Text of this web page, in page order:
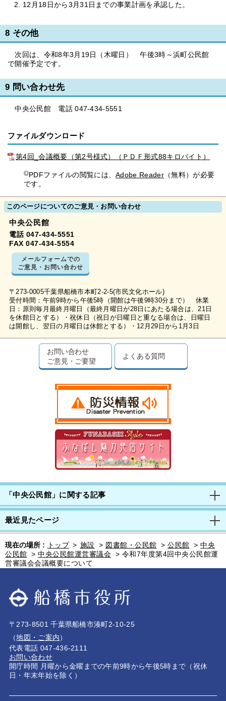
12月18日から3月31日までの事業計画を承認した。
8 その他
次回は、令和8年3月19日（木曜日） 午後3時～浜町公民館
で開催予定です。
9 問い合わせ先
中央公民館 電話 047-434-5551
ファイルダウンロード
第4回_会議概要（第2号様式）（ＰＤＦ形式88キロバイト）
PDFファイルの閲覧には、Adobe Reader （無料）が必要
です。
このページについてのご意見・お問い合わせ
中央公民館
電話 047-434-5551
FAX 047-434-5554
メールフォームでの
ご意見・お問い合わせ
〒273-0005千葉県船橋市本町2-2-5(市民文化ホール)
受付時間：午前9時から午後5時（開館は午後9時30分まで） 休業
日：原則毎月最終月曜日（最終月曜日が28日にあたる場合は、21日
を休館日とする）・祝休日（祝日が日曜日と重なる場合は、日曜日
は開館し、翌日の月曜日は休館とする）・12月29日から1月3日
お問い合わせ
ご意見・ご要望
よくある質問
「中央公民館」に関する記事
最近見たページ
現在の場所 : トップ > 施設 > 図書館・公民館 > 公民館 > 中央
公民館 > 中央公民館運営審議会 > 令和7年度第4回中央公民館運
営審議会会議概要について
〒273-8501 千葉県船橋市湊町2-10-25
（地図・ご案内）
代表電話 047-436-2111
お問い合わせ
開庁時間 月曜から金曜までの午前9時から午後5時まで（祝休
日・年末年始を除く）